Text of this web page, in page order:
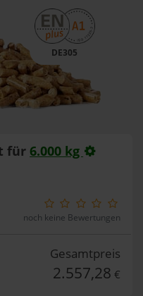
DE305
für 6.000 kg
noch keine Bewertungen
Gesamtpreis
2.557,28 €